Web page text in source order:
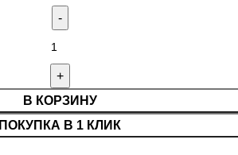
В КОРЗИНУ
ПОКУПКА В 1 КЛИК